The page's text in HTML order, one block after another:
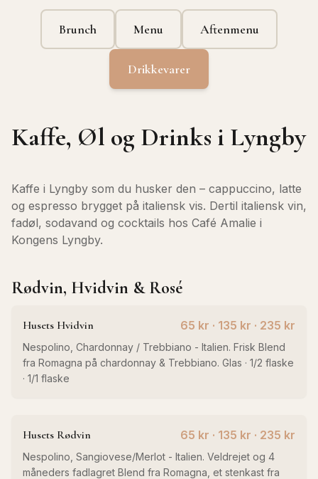
Brunch Menu Aftenmenu
Drikkevarer
Kaffe, Øl og Drinks i Lyngby
Kaffe i Lyngby som du husker den – cappuccino, latte
og espresso brygget på italiensk vis. Dertil italiensk vin,
fadøl, sodavand og cocktails hos Café Amalie i
Kongens Lyngby.
Rødvin, Hvidvin & Rosé
Husets Hvidvin 65 kr · 135 kr · 235 kr
Nespolino, Chardonnay / Trebbiano - Italien. Frisk Blend
fra Romagna på chardonnay & Trebbiano. Glas · 1/2 flaske
· 1/1 flaske
Husets Rødvin 65 kr · 135 kr · 235 kr
Nespolino, Sangiovese/Merlot - Italien. Veldrejet og 4
måneders fadlagret Blend fra Romagna, et stenkast fra